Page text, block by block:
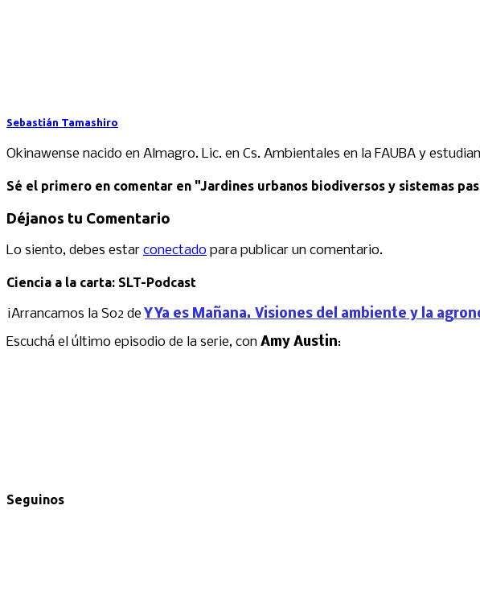
Sebastián Tamashiro
Okinawense nacido en Almagro. Lic. en Cs. Ambientales en la FAUBA y
Sé el primero en comentar en "Jardines urbanos biodiversos y sistemas
Déjanos tu Comentario
Lo siento, debes estar conectado para publicar un comentario.
Ciencia a la carta: SLT-Podcast
¡Arrancamos la S02 de Y Ya es Mañana. Visiones del ambiente y la
Escuchá el último episodio de la serie, con Amy Austin:
Seguinos